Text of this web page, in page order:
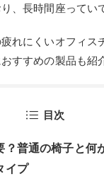
、長時間座ってい
れにくいオフィ
すすめの製品も紹
目次
普通の椅子と何
イプ